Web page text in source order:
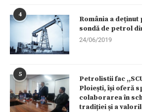
4
România a
sondă de petrol
24/06/2019
5
Petrolistii fac
Ploiești, își oferă
colaborarea în
tradiției și a